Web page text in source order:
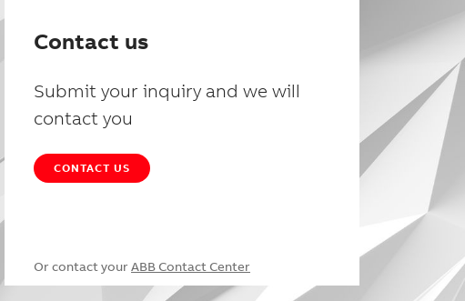
Contact us
Submit your inquiry and we will
contact you
CONTACT US
Or contact your ABB Contact Center